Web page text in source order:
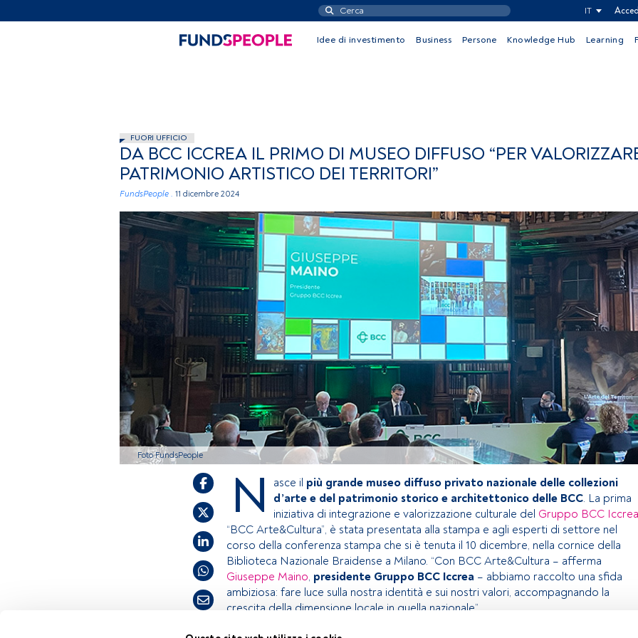
IT
Idee di investimento Business Persone Knowledge Hub Learning
FUORI UFFICIO
DA BCC ICCREA IL PRIMO DI MUSEO DIFFUSO “PER
PATRIMONIO ARTISTICO DEI TERRITORI”
FundsPeople . 11 dicembre 2024
Foto FundsPeople
N asce il più grande museo diffuso privato nazionale delle collezioni
d’arte e del patrimonio storico e architettonico delle BCC. La prima
iniziativa di integrazione e valorizzazione culturale del Gruppo BCC Iccrea
“BCC Arte&Cultura”, è stata presentata alla stampa e agli esperti di settore nel
corso della conferenza stampa che si è tenuta il 10 dicembre, nella cornice della
Biblioteca Nazionale Braidense a Milano. “Con BCC Arte&Cultura – afferma
Giuseppe Maino, presidente Gruppo BCC Iccrea – abbiamo raccolto una sfida
ambiziosa: fare luce sulla nostra identità e sui nostri valori, accompagnando la
crescita della dimensione locale in quella nazionale”.